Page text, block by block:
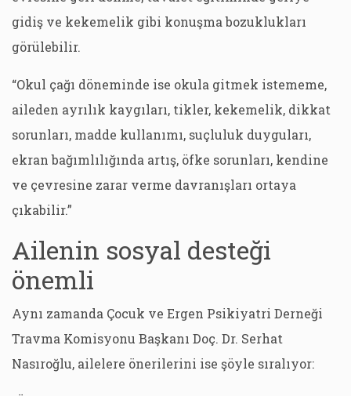
gidiş ve kekemelik gibi konuşma bozuklukları
görülebilir.
“Okul çağı döneminde ise okula gitmek istememe,
aileden ayrılık kaygıları, tikler, kekemelik, dikkat
sorunları, madde kullanımı, suçluluk duyguları,
ekran bağımlılığında artış, öfke sorunları, kendine
ve çevresine zarar verme davranışları ortaya
çıkabilir.”
Ailenin sosyal desteği
önemli
Aynı zamanda Çocuk ve Ergen Psikiyatri Derneği
Travma Komisyonu Başkanı Doç. Dr. Serhat
Nasıroğlu, ailelere önerilerini ise şöyle sıralıyor: